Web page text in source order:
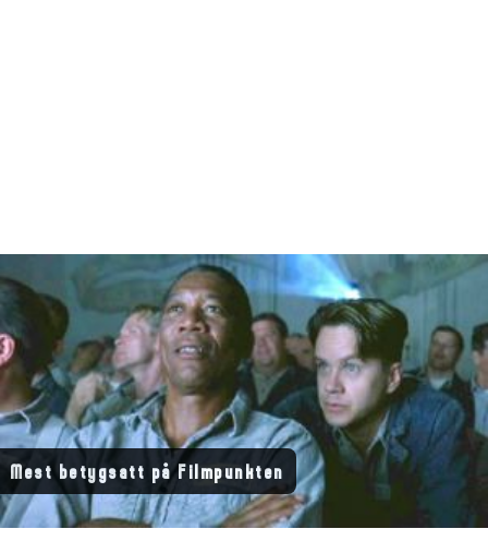
Mest betygsatt på Filmpunkten